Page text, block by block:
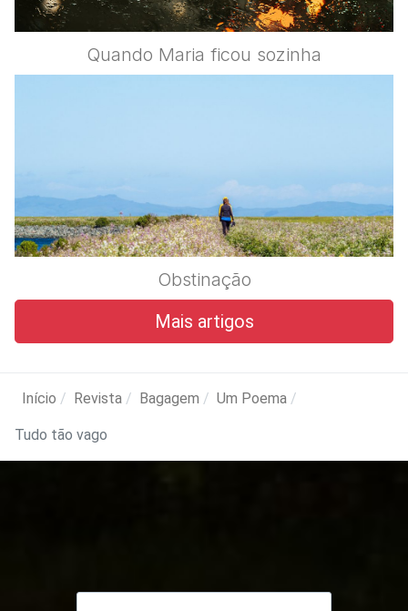
Quando Maria ficou sozinha
Obstinação
Mais artigos
Início Revista Bagagem Um Poema
Tudo tão vago